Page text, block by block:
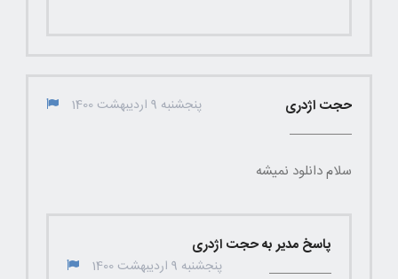
حجت اژدری پنجشنبه 9 اردیبهشت 1400
سلام دانلود نمیشه
پاسخ مدیر به حجت اژدری
پنجشنبه 9 اردیبهشت 1400